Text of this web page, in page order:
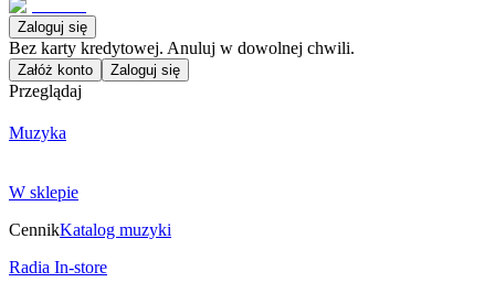
Zaloguj się
Bez karty kredytowej. Anuluj w dowolnej chwili.
Załóż konto Zaloguj się
Przeglądaj
Muzyka
W sklepie
CennikKatalog muzyki
Radia In-store